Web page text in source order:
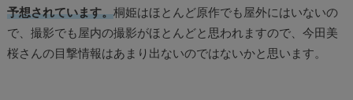
予想されています。桐姫はほとんど原作でも屋外にはいないの
で、撮影でも屋内の撮影がほとんどと思われますので、今田美
桜さんの目撃情報はあまり出ないのではないかと思います。